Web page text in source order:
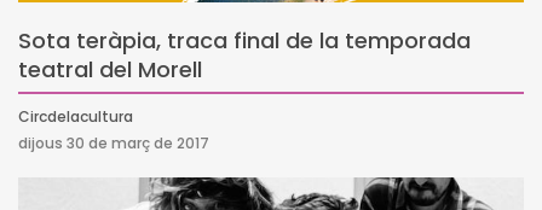
Sota teràpia, traca final de la temporada
teatral del Morell
Circdelacultura
dijous 30 de març de 2017